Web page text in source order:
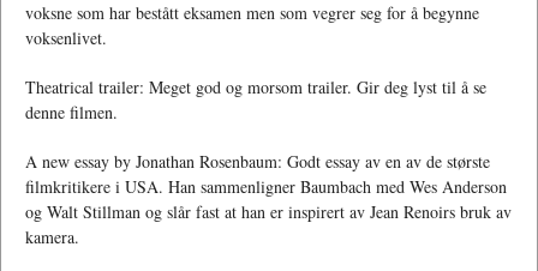
voksne som har bestått eksamen men som vegrer seg for å begynne
voksenlivet.
Theatrical trailer: Meget god og morsom trailer. Gir deg lyst til å se
denne filmen.
A new essay by Jonathan Rosenbaum: Godt essay av en av de største
filmkritikere i USA. Han sammenligner Baumbach med Wes Anderson
og Walt Stillman og slår fast at han er inspirert av Jean Renoirs bruk av
kamera.